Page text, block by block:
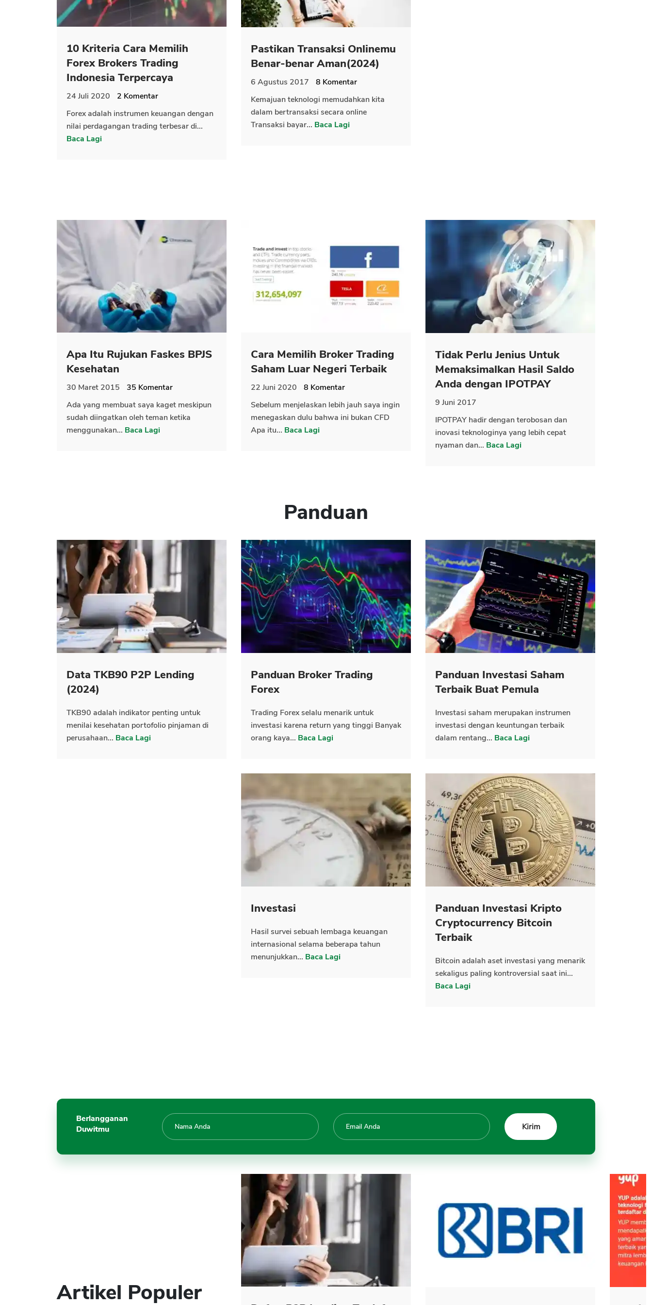
10 Kriteria Cara Memilih
Forex Brokers Trading
Indonesia Terpercaya
24 Juli 2020 2 Komentar
Forex adalah instrumen keuangan dengan
nilai perdagangan trading terbesar di...
Baca Lagi
Pastikan Transaksi Onlinemu
Benar-benar Aman(2024)
6 Agustus 2017 8 Komentar
Kemajuan teknologi memudahkan kita
dalam bertransaksi secara online
Transaksi bayar... Baca Lagi
Apa Itu Rujukan Faskes BPJS
Kesehatan
30 Maret 2015 35 Komentar
Ada yang membuat saya kaget meskipun
sudah diingatkan oleh teman ketika
menggunakan... Baca Lagi
Cara Memilih Broker Trading
Saham Luar Negeri Terbaik
22 Juni 2020 8 Komentar
Sebelum menjelaskan lebih jauh saya ingin
menegaskan dulu bahwa ini bukan CFD
Apa itu... Baca Lagi
Tidak Perlu Jenius Untuk
Memaksimalkan Hasil Saldo
Anda dengan IPOTPAY
9 Juni 2017
IPOTPAY hadir dengan terobosan dan
inovasi teknologinya yang lebih cepat
nyaman dan... Baca Lagi
Panduan
Data TKB90 P2P Lending
(2024)
TKB90 adalah indikator penting untuk
menilai kesehatan portofolio pinjaman di
perusahaan... Baca Lagi
Panduan Broker Trading
Forex
Trading Forex selalu menarik untuk
investasi karena return yang tinggi Banyak
orang kaya... Baca Lagi
Panduan Investasi Saham
Terbaik Buat Pemula
Investasi saham merupakan instrumen
investasi dengan keuntungan terbaik
dalam rentang... Baca Lagi
Investasi
Hasil survei sebuah lembaga keuangan
internasional selama beberapa tahun
menunjukkan... Baca Lagi
Panduan Investasi Kripto
Cryptocurrency Bitcoin
Terbaik
Bitcoin adalah aset investasi yang menarik
sekaligus paling kontroversial saat ini...
Baca Lagi
Berlangganan
Duwitmu
Artikel Populer
CANCEL